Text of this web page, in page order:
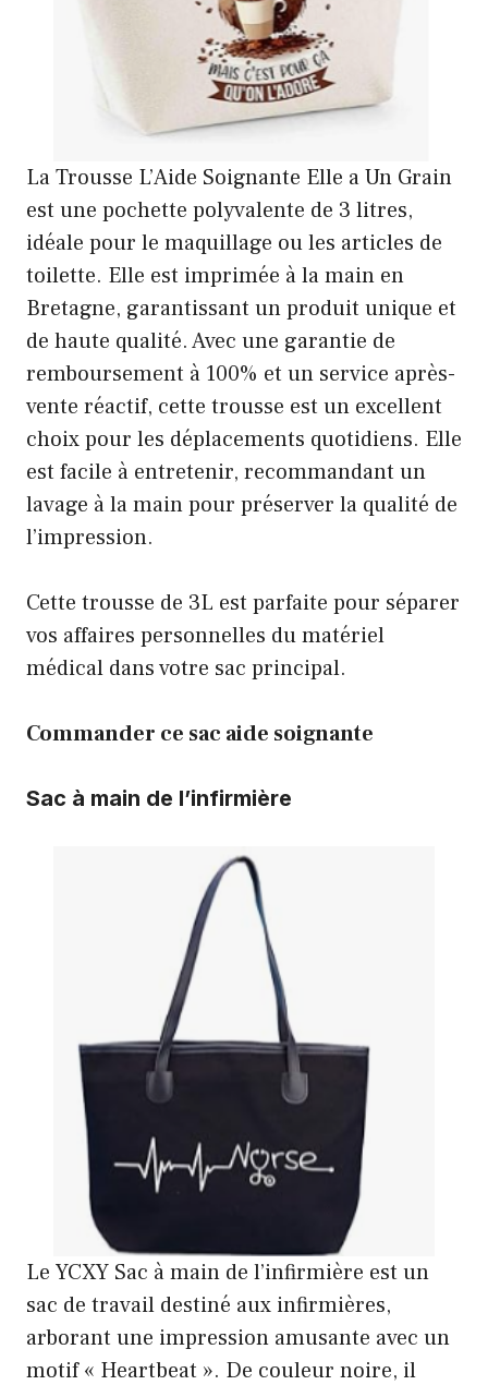
La Trousse L’Aide Soignante Elle a Un Grain
est une pochette polyvalente de 3 litres,
idéale pour le maquillage ou les articles de
toilette. Elle est imprimée à la main en
Bretagne, garantissant un produit unique et
de haute qualité. Avec une garantie de
remboursement à 100% et un service après-
vente réactif, cette trousse est un excellent
choix pour les déplacements quotidiens. Elle
est facile à entretenir, recommandant un
lavage à la main pour préserver la qualité de
l’impression.
Cette trousse de 3L est parfaite pour séparer
vos affaires personnelles du matériel
médical dans votre sac principal.
Commander ce sac aide soignante
Sac à main de l’infirmière
Le YCXY Sac à main de l’infirmière est un
sac de travail destiné aux infirmières,
arborant une impression amusante avec un
motif « Heartbeat ». De couleur noire, il